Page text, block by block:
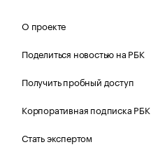
О проекте
Поделиться новостью на РБК
Получить пробный доступ
Корпоративная подписка РБК
Стать экспертом